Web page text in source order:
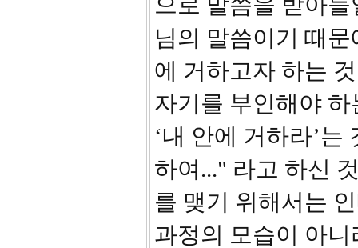
님의 말씀이기 때
에 거하고자 하는
자기를 부인해야
‘내 안에 거하라’
하여..." 라고 하신
를 맺기 위해서는
과정의 모습이 아